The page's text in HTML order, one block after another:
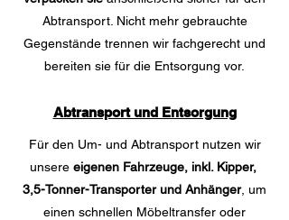
Abtransport. Nicht mehr gebrauchte
Gegenstände trennen wir fachgerecht und
bereiten sie für die Entsorgung vor.
Abtransport und Entsorgung
Für den Um- und Abtransport nutzen wir
unsere eigenen Fahrzeuge, inkl. Kipper,
3,5-Tonner-Transporter und Anhänger, um
einen schnellen Möbeltransfer oder